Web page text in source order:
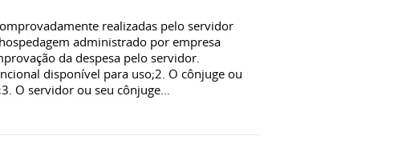
realizadas pelo servidor
administrado por empresa
da despesa pelo servidor.
disponível para uso;2. O cônjuge ou
O servidor ou seu cônjuge...